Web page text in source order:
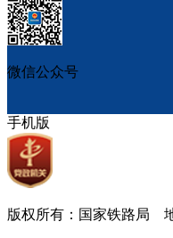
微信公众号
手机版
版权所有：国家铁路局